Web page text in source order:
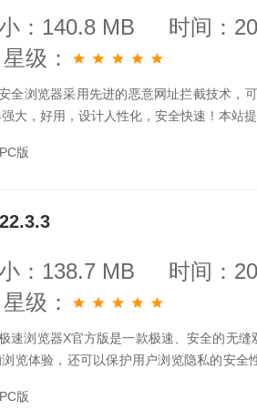
：140.8 MB
时间：
星级：
全浏览器采用先进的恶意网址拦截技术，
强大，好用，设计人性化，安全快速！本站
PC版
：138.7 MB
时间：
星级：
速浏览器X官方版是一款极速、安全的无
览体验，还可以保护用户浏览隐私的安
PC版